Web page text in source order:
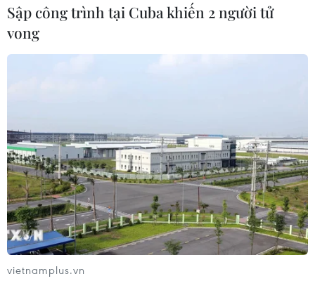
là người lao động tại các cụm công nghiệp, doanh
nghiệp “3 tại chỗ” trong và ngoài khu công nghiệp;
người cai nghiện và phạm nhân...
Sập công trình tại Cuba khiến 2 người tử
vong
vietnamplus.vn